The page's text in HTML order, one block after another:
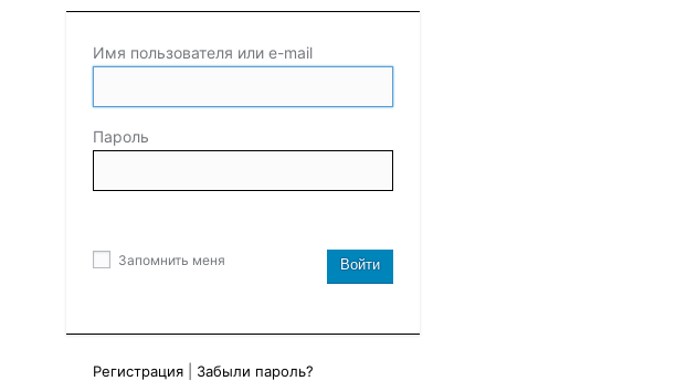
Имя пользователя или e-mail
Пароль
Запомнить меня
Регистрация Забыли пароль?